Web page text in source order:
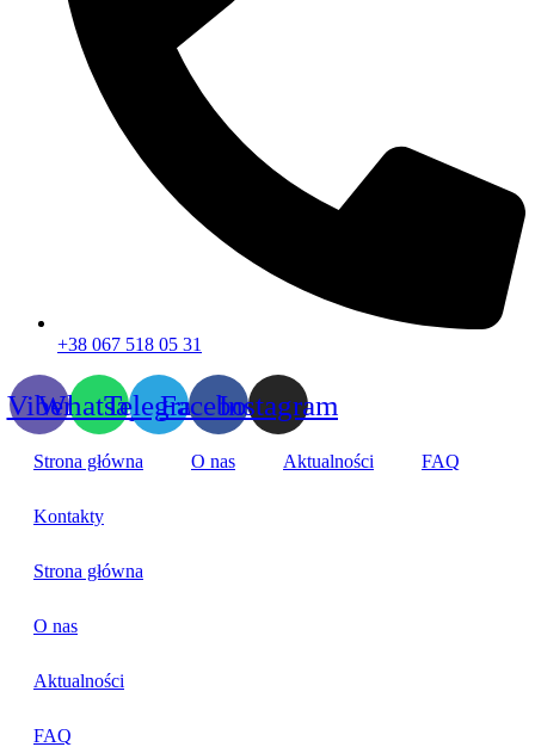
+38 067 518 05 31
ViberWhatsappTelegramFacebookInstagram
Strona główna O nas Aktualności FAQ
Kontakty
Strona główna
O nas
Aktualności
FAQ